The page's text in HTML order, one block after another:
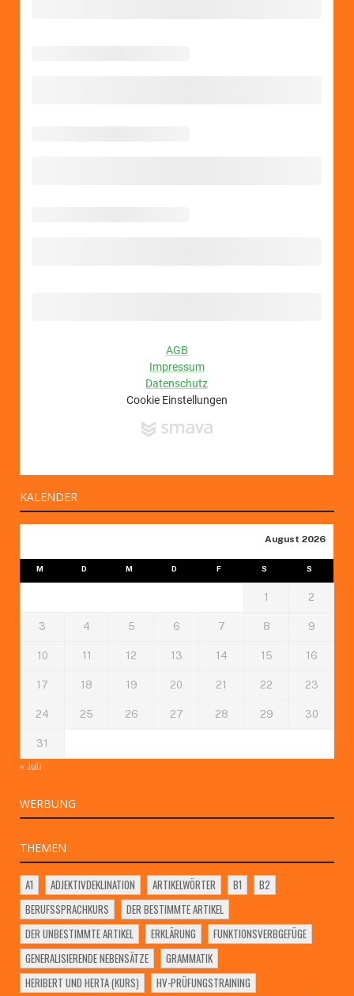
KALENDER
August 2026
M D M D F S S
1 2
3 4 5 6 7 8 9
10 11 12 13 14 15 16
17 18 19 20 21 22 23
24 25 26 27 28 29 30
31
« Juli
WERBUNG
THEMEN
A1 ADJEKTIVDEKLINATION ARTIKELWÖRTER B1
B2
BERUFSSPRACHKURS
DER BESTIMMTE ARTIKEL
DER UNBESTIMMTE ARTIKEL
ERKLÄRUNG
FUNKTIONSVERBGEFÜGE
GENERALISIERENDE NEBENSÄTZE
GRAMMATIK
HERIBERT UND HERTA (KURS)
HV-PRÜFUNGSTRAINING